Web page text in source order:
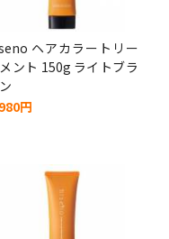
ヘアカラートリー
ント 150g ライトブラ
円